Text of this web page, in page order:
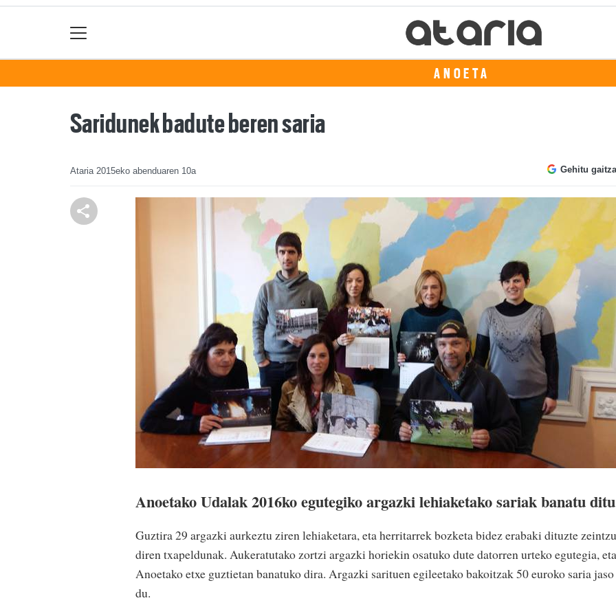
ANOETA
Saridunek badute beren saria
Ataria 2015eko abenduaren 10a Gehitu
Anoetako Udalak 2016ko egutegiko argazki lehiaketako sariak banatu ditu
Guztira 29 argazki aurkeztu ziren lehiaketara, eta herritarrek bozketa bidez erabaki dituzte
diren txapeldunak. Aukeratutako zortzi argazki horiekin osatuko dute datorren urteko egutegia, eta
Anoetako etxe guztietan banatuko dira. Argazki sarituen egileetako bakoitzak 50 euroko saria jaso
du.